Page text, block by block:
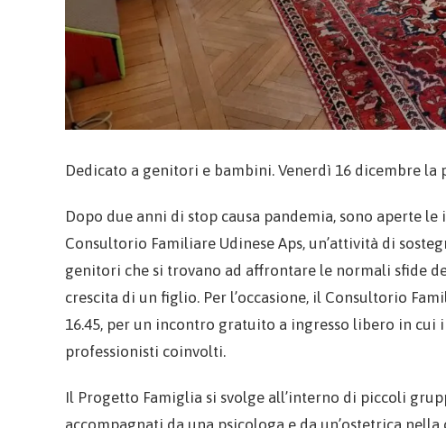
Dedicato a genitori e bambini. Venerdì 16 dicembre la
Dopo due anni di stop causa pandemia, sono aperte
Consultorio Familiare Udinese Aps, un’attività di
genitori che si trovano ad affrontare le normali sfide
crescita di un figlio. Per l’occasione, il Consultorio
16.45, per un incontro gratuito a ingresso libero in cui
professionisti coinvolti.
Il Progetto Famiglia si svolge all’interno di piccoli
accompagnati da una psicologa e da un’ostetrica